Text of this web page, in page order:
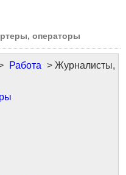
операторы
Работа > Журналисты,